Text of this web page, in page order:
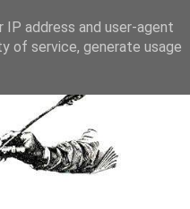
address and user-agent
of service, generate usage